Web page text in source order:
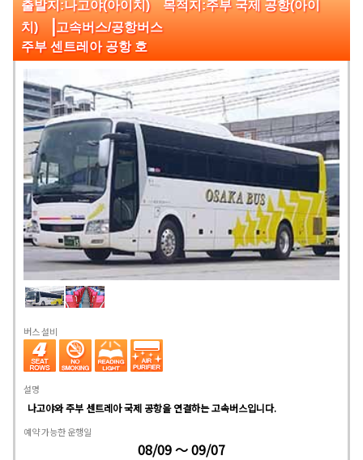
출발지:나고야(아이치) 목적지:주부 국제 공항(아이
치) |고속버스/공항버스
주부 센트레아 공항 호
버스 설비
설명
나고야와 주부 센트레아 국제 공항을 연결하는 고속버스입니다.
예약 가능한 운행일
08/09 ～ 09/07